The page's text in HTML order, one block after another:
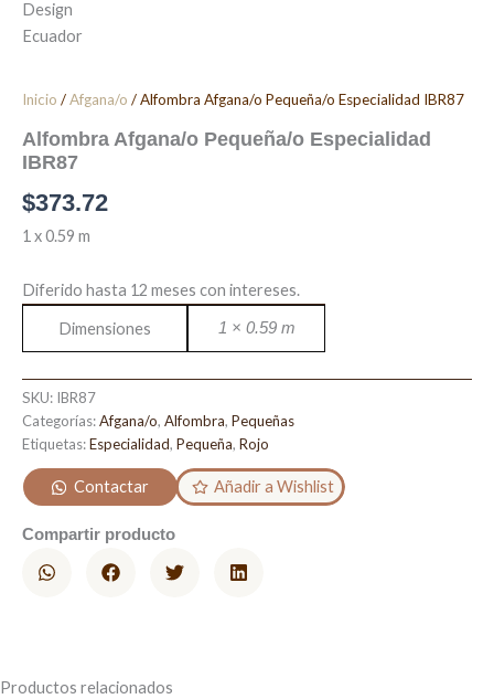
Inicio /Afgana/o / Alfombra Afgana/o Pequeña/o Especialidad IBR87
Alfombra Afgana/o Pequeña/o Especialidad
IBR87
$373.72
1 x 0.59 m
Diferido hasta 12 meses con intereses.
Dimensiones 1 × 0.59 m
SKU: IBR87
Categorías:Afgana/o, Alfombra, Pequeñas
Etiquetas:Especialidad, Pequeña, Rojo
Contactar Añadir a Wishlist
Compartir producto
Productos relacionados